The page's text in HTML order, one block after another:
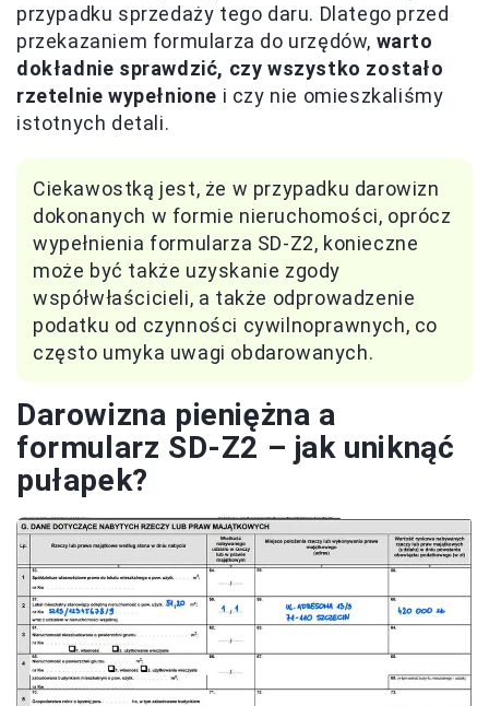
przypadku sprzedaży tego daru. Dlatego przed
przekazaniem formularza do urzędów, warto
dokładnie sprawdzić, czy wszystko zostało
rzetelnie wypełnione i czy nie omieszkaliśmy
istotnych detali.
Ciekawostką jest, że w przypadku darowizn
dokonanych w formie nieruchomości, oprócz
wypełnienia formularza SD-Z2, konieczne
może być także uzyskanie zgody
współwłaścicieli, a także odprowadzenie
podatku od czynności cywilnoprawnych, co
często umyka uwagi obdarowanych.
Darowizna pieniężna a
formularz SD-Z2 – jak uniknąć
pułapek?